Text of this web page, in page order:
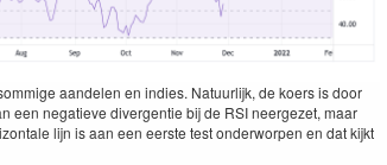
aan­de­len en indies. Natu­urlijk, de koers is door
een negatieve diver­gen­tie bij de RSIneergezet, maar
lijn is aan een eerste test onder­wor­pen en dat kijkt